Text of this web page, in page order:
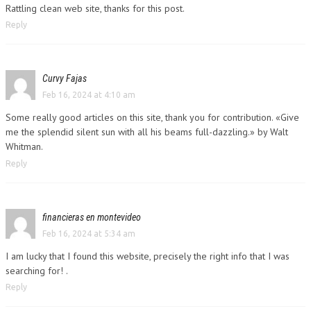
Rattling clean web site, thanks for this post.
Reply
Curvy Fajas
Feb 16, 2024 at 4:10 am
Some really good articles on this site, thank you for contribution. «Give
me the splendid silent sun with all his beams full-dazzling.» by Walt
Whitman.
Reply
financieras en montevideo
Feb 16, 2024 at 5:34 am
I am lucky that I found this website, precisely the right info that I was
searching for! .
Reply